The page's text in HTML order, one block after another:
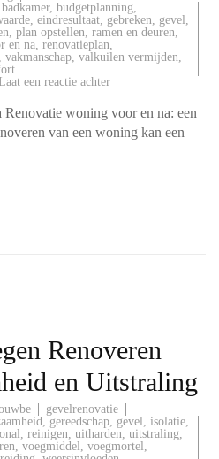
badkamer, budgetplanning
eindresultaat gebreken gevel
plan opstellen ramen en deuren
en na renovatieplan
vakmanschap valkuilen vermijden
een reactie achterop
een
woning:
voor
woning voor en na: een
van een woning kan een
Renoveren
en Uitstraling
gevelrenovatie
, gereedschap, gevel , isolatie,
, reinigen, uitharden, uitstraling,
, voegmiddel , voegmortel ,